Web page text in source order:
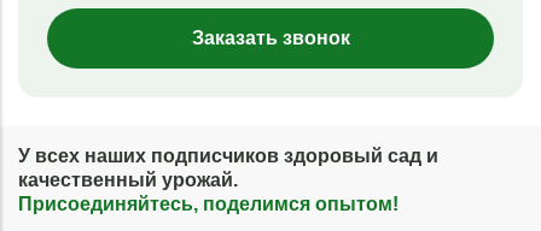
Заказать звонок
У всех наших подписчиков здоровый сад и
качественный урожай.
Присоединяйтесь, поделимся опытом!